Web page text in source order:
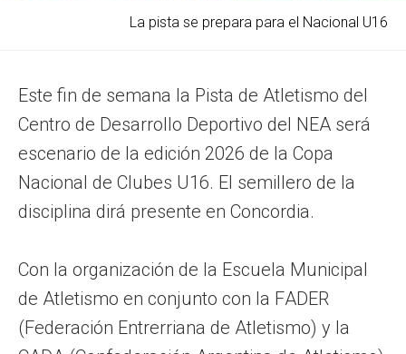
La pista se prepara para el Nacional U16
Este fin de semana la Pista de Atletismo del
Centro de Desarrollo Deportivo del NEA será
escenario de la edición 2026 de la Copa
Nacional de Clubes U16. El semillero de la
disciplina dirá presente en Concordia.
Con la organización de la Escuela Municipal
de Atletismo en conjunto con la FADER
(Federación Entrerriana de Atletismo) y la